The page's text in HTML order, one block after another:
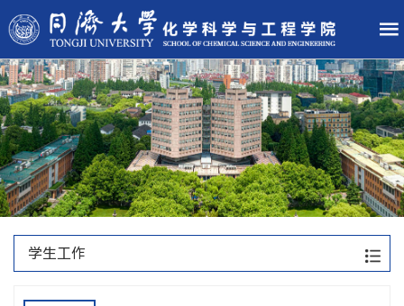
学生工作